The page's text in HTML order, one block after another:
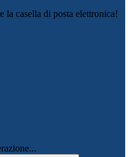
la casella di posta elettronica!